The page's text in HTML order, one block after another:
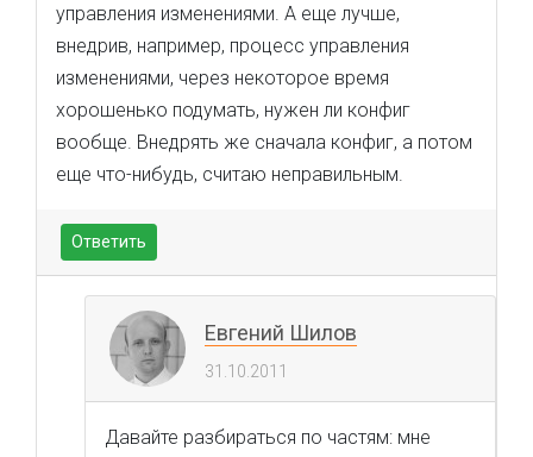
управления изменениями. А еще лучше,
внедрив, например, процесс управления
изменениями, через некоторое время
хорошенько подумать, нужен ли конфиг
вообще. Внедрять же сначала конфиг, а потом
еще что-нибудь, считаю неправильным.
Ответить
Евгений Шилов
31.10.2011
Давайте разбираться по частям: мне